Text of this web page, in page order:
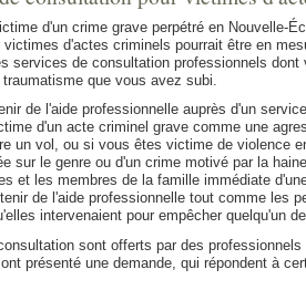
d'un crime grave perpétré en Nouvelle-
d'actes criminels pourrait être en
services de consultation professionnels dont
que vous avez subi.
de l'aide professionnelle auprès d'un
d'un acte criminel grave comme une
un vol, ou si vous êtes victime de violence
sur le genre ou d'un crime motivé par la
et les membres de la famille immédiate
de l'aide professionnelle tout comme les
intervenaient pour empêcher quelqu'un
sont offerts par des
présenté une demande, qui répondent à